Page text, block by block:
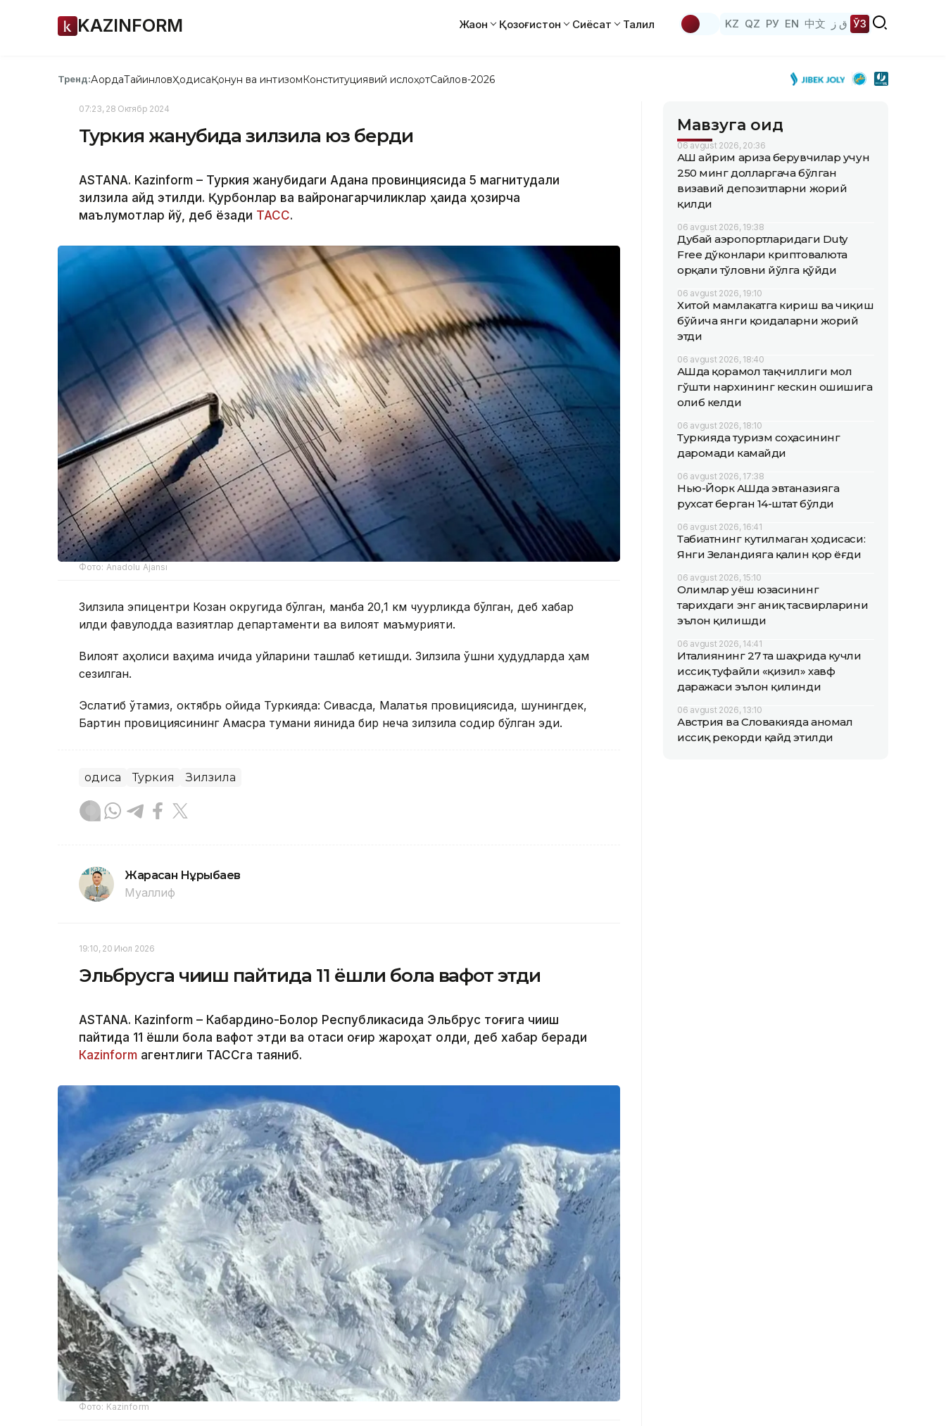
KAZINFORM Жаҳон Қозоғистон Сиёсат Таҳлил KZ QZ РУ EN 中文 ق ز ЎЗ
Тренд:АқордаТайинловҲодисаҚонун ва интизомКонституциявий ислоҳотСайлов-2026
07:23, 28 Октябр 2024
Туркия жанубида зилзила юз берди
ASTANA. Kazinform – Туркия жанубидаги Адана провинциясида 5 магнитудали
зилзила қайд этилди. Қурбонлар ва вайронагарчиликлар ҳақида ҳозирча
маълумотлар йўқ, деб ёзади ТАСС.
Фото: Anadolu Ajansı
Зилзила эпицентри Козан округида бўлган, манба 20,1 км чуқурликда бўлган, деб хабар
қилди фавқулодда вазиятлар департаменти ва вилоят маъмурияти.
Вилоят аҳолиси ваҳима ичида уйларини ташлаб кетишди. Зилзила қўшни ҳудудларда ҳам
сезилган.
Эслатиб ўтамиз, октябрь ойида Туркияда: Сивасда, Малатья провициясида, шунингдек,
Бартин провициясининг Амасра тумани яқинида бир неча зилзила содир бўлган эди.
Ҳодиса Туркия Зилзила
Жарасқан Нұрыбаев
Муаллиф
19:10, 20 Июл 2026
Эльбрусга чиқиш пайтида 11 ёшли бола вафот этди
ASTANА. Кazinform – Кабардино-Болқор Республикасида Эльбрус тоғига чиқиш
пайтида 11 ёшли бола вафот этди ва отаси оғир жароҳат олди, деб хабар беради
Кazinform агентлиги ТАССга таяниб.
Фото: Kazinform
Мавзуга оид
06 avgust 2026, 20:36
АҚШ айрим ариза берувчилар учун
250 минг долларгача бўлган
визавий депозитларни жорий
қилди
06 avgust 2026, 19:38
Дубай аэропортларидаги Duty
Free дўконлари криптовалюта
орқали тўловни йўлга қўйди
06 avgust 2026, 19:10
Хитой мамлакатга кириш ва чиқиш
бўйича янги қоидаларни жорий
этди
06 avgust 2026, 18:40
АҚШда қорамол тақчиллиги мол
гўшти нархининг кескин ошишига
олиб келди
06 avgust 2026, 18:10
Туркияда туризм соҳасининг
даромади камайди
06 avgust 2026, 17:38
Нью-Йорк АҚШда эвтаназияга
рухсат берган 14-штат бўлди
06 avgust 2026, 16:41
Табиатнинг кутилмаган ҳодисаси:
Янги Зеландияга қалин қор ёғди
06 avgust 2026, 15:10
Олимлар Қуёш юзасининг
тарихдаги энг аниқ тасвирларини
эълон қилишди
06 avgust 2026, 14:41
Италиянинг 27 та шаҳрида кучли
иссиқ туфайли «қизил» хавф
даражаси эълон қилинди
06 avgust 2026, 13:10
Австрия ва Словакияда аномал
иссиқ рекорди қайд этилди